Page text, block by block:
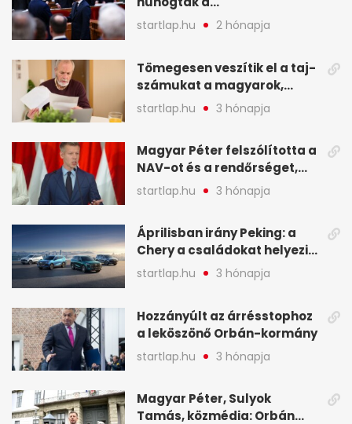
leghangosabban, miután
Magyart miniszterelnökké
legfontosabb hírei
képekben
startlap.hu 2 hónapja
Tömegesen veszítik el a taj-
számukat a magyarok,
sokak ellen eljárást indít a
NAV - A hét hírei képekben
startlap.hu 3 hónapja
Magyar Péter felszólította a
NAV-ot és a rendőrséget,
tartóztassák le a NER-es
oligarchákat - A hét
startlap.hu 3 hónapja
Áprilisban irány Peking: a
Chery a családokat helyezi
globális mobilitási
programja középpontjába
startlap.hu 3 hónapja
Hozzányúlt az árrésstophoz
a leköszönő Orbán-kormány
startlap.hu 3 hónapja
Magyar Péter, Sulyok
Tamás, közmédia: Orbán